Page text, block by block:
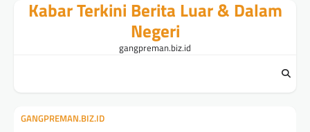
Kabar Terkini Berita Luar & Dalam
Negeri
gangpreman.biz.id
GANGPREMAN.BIZ.ID